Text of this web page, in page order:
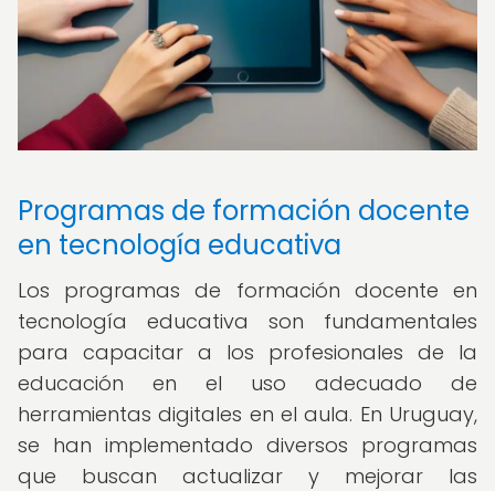
Programas de formación docente
en tecnología educativa
Los programas de formación docente en
tecnología educativa son fundamentales
para capacitar a los profesionales de la
educación en el uso adecuado de
herramientas digitales en el aula. En Uruguay,
se han implementado diversos programas
que buscan actualizar y mejorar las